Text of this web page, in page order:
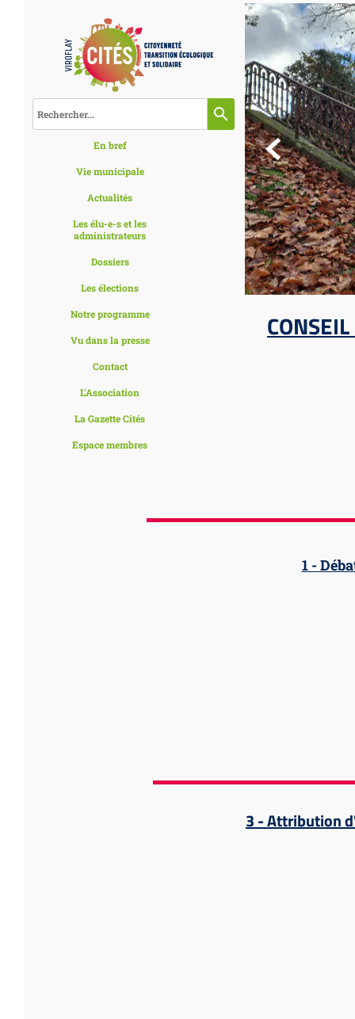
En bref
Vie municipale
Actualités
Les élu-e-s et les
administrateurs
Dossiers
Les élections
Notre programme
Vu dans la presse
Contact
L'Association
La Gazette Cités
Espace membres

search
1 -
3 - Attribution